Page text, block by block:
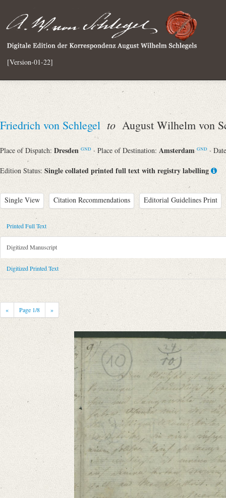
[Version-01-22]
Friedrich von Schlegel to August Wilhelm von
Place of Dispatch: Dresden GND · Place of Destination: Amsterdam GND ·
Edition Status: Single collated printed full text with registry labelling
Single View Citation Recommendations Editorial Guidelines Print
Metadata Concerning Header
Sender: Friedrich von Schlegel
Recipient: August Wilhelm von Schlegel
Place of Dispatch: Dresden
Place of Destination: Amsterdam
Notations: Empfangsort erschlossen.
Printed Text
Bibliography: Kritische Friedrich-Schlegel-Ausgabe. Bd. 23. Dritte
romantischen Schule (15. September 1788 ‒ 15. Juli 1797). Mit
Incipit: „[1] Dreßden den 13ten April 1792.
Dein Schicksal ist auch über mich gekommen – freundliche Gesichter
Manuscript
Provider: Dresden, Sächsische Landesbibliothek - Staats- und
Classification Number: Mscr.Dresd.e.90,XIX,Bd.24.a,Nr.10
Number of Pages: 7S. auf Doppelbl., hs. m. U.
Format: 18,9 x 11,4 cm
Language
Printed Full Text
Digitized Manuscript
Digitized Printed Text
« Page 1/8 »